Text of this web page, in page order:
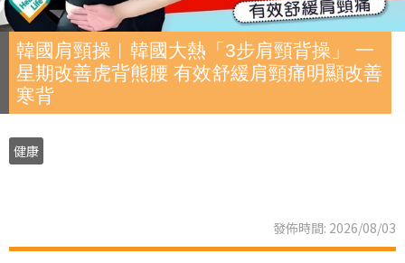
韓國肩頸操︱韓國大熱「3步肩頸背操」 一
星期改善虎背熊腰 有效舒緩肩頸痛明顯改善
寒背
健康
發佈時間: 2026/08/03